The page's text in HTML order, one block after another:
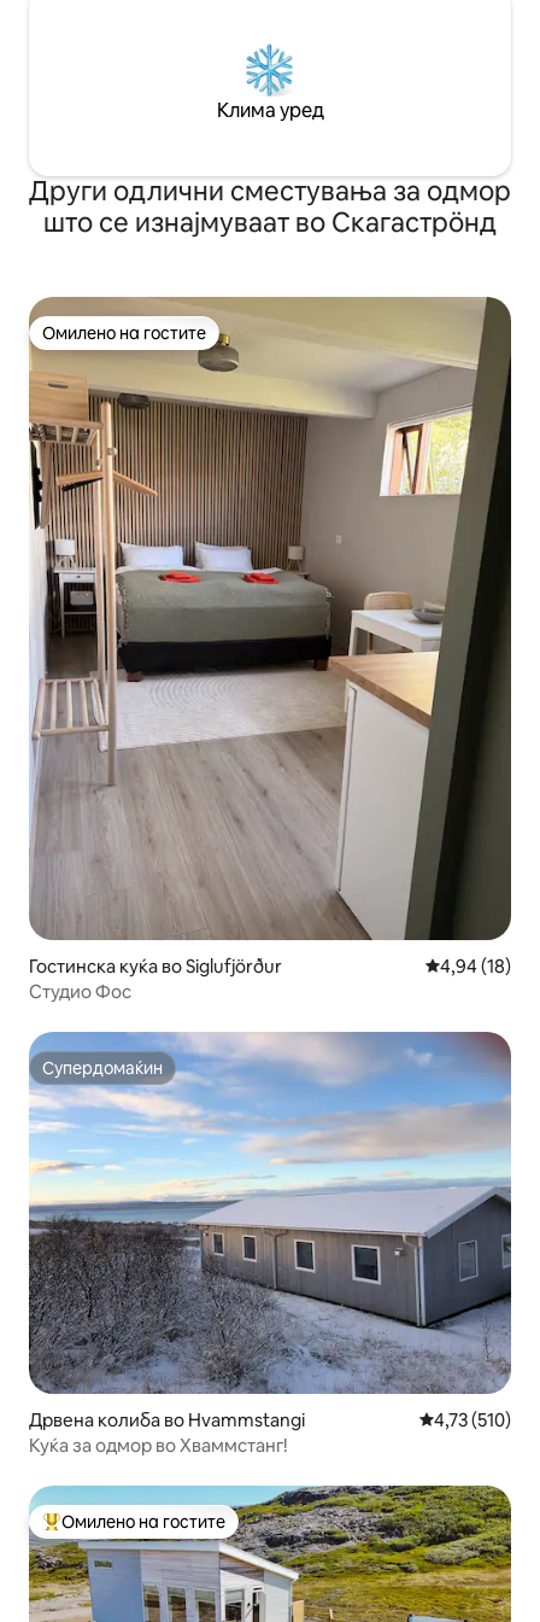
Клима уред
Други одлични сместувања за одмор
што се изнајмуваат во Скагастрöнд
Омилено на гостите
Омилено на гостите
Гостинска куќа во Siglufjörður Просечна
4,94 (18)
Студио Фос
Супердомаќин
Супердомаќин
Дрвена колиба во Hvammstangi Просечна
4,73 (510)
Куќа за одмор во Хваммстанг!
Меѓу најуспешните „Омилени на гостите“
Омилено на гостите